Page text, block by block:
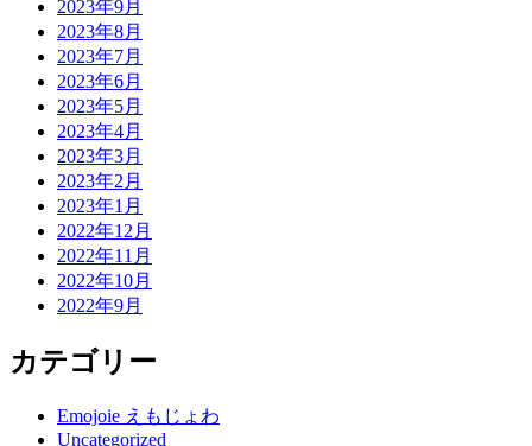
2023年9月
2023年8月
2023年7月
2023年6月
2023年5月
2023年4月
2023年3月
2023年2月
2023年1月
2022年12月
2022年11月
2022年10月
2022年9月
カテゴリー
Emojoie えもじょわ
Uncategorized